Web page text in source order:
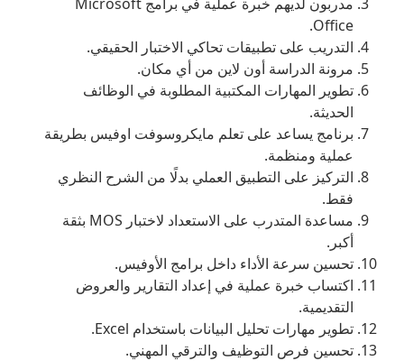
Office.
التدريب على تطبيقات تحاكي الاختبار الحقيقي.
مرونة الدراسة أون لاين من أي مكان.
تطوير المهارات المكتبية المطلوبة في الوظائف
الحديثة.
برنامج يساعد على تعلم مايكروسوفت اوفيس بطريقة
عملية ومنظمة.
التركيز على التطبيق العملي بدلًا من الشرح النظري
فقط.
مساعدة المتدرب على الاستعداد لاختبار MOS بثقة
أكبر.
تحسين سرعة الأداء داخل برامج الأوفيس.
اكتساب خبرة عملية في إعداد التقارير والعروض
التقديمية.
تطوير مهارات تحليل البيانات باستخدام Excel.
تحسين فرص التوظيف والترقي المهني.